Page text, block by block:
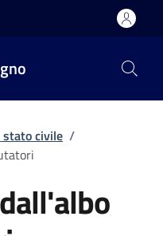
stato civile /